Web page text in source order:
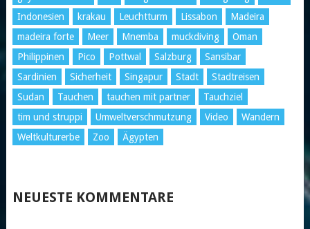
Indonesien
krakau Leuchtturm Lissabon
Madeira
madeira forte
Meer Mnemba muckdiving
Oman
Philippinen
Pico Pottwal Salzburg
Sansibar
Sardinien
Sicherheit Singapur Stadt
Stadtreisen
Sudan
Tauchen tauchen mit partner
Tauchziel
tim und struppi
Umweltverschmutzung Video
Wandern
Weltkulturerbe
Zoo Ägypten
NEUESTE KOMMENTARE